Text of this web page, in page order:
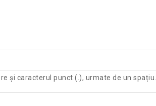
și caracterul punct (.), urmate de un spațiu.